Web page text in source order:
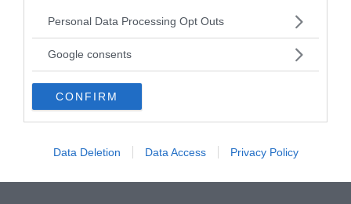
Please note that this website/app uses one or more Google
not limited to your visit or usage behaviour. You may click to
use your data for below specified purposes in below Google
consent section.
Personal Data Processing Opt Outs
Google consents
CONFIRM
Data Deletion Data Access Privacy Policy